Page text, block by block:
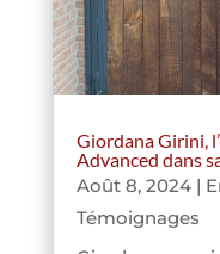
Giordana Girini,
Advanced dans
Août 8, 2024|
Témoignages